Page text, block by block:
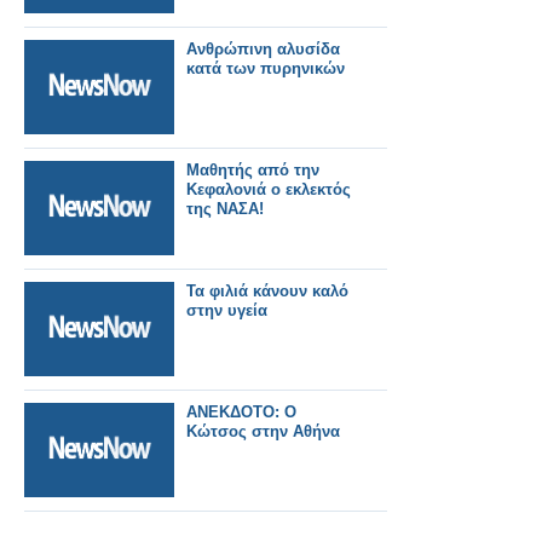
Ανθρώπινη αλυσίδα
κατά των πυρηνικών
Μαθητής από την
Κεφαλονιά ο εκλεκτός
της ΝΑΣΑ!
Τα φιλιά κάνουν καλό
στην υγεία
ΑΝΕΚΔΟΤΟ: Ο
Κώτσος στην Αθήνα